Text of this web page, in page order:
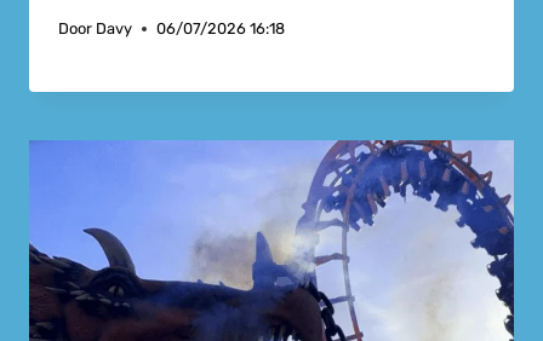
Door Davy 06/07/2026 16:18